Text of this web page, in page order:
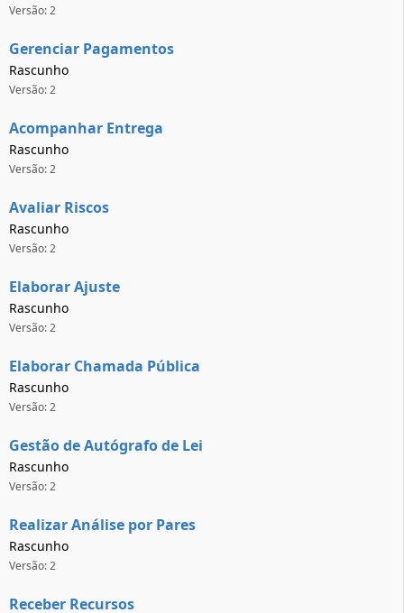
Versão: 2
Gerenciar Pagamentos
Rascunho
Versão: 2
Acompanhar Entrega
Rascunho
Versão: 2
Avaliar Riscos
Rascunho
Versão: 2
Elaborar Ajuste
Rascunho
Versão: 2
Elaborar Chamada Pública
Rascunho
Versão: 2
Gestão de Autógrafo de Lei
Rascunho
Versão: 2
Realizar Análise por Pares
Rascunho
Versão: 2
Receber Recursos